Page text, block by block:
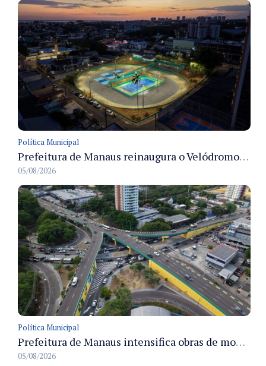
Política Municipal
Prefeitura de Manaus reinaugura o Velódromo Professora Alzira Campos e entrega espaço esportivo totalmente revitalizado
05/08/2026
Política Municipal
Prefeitura de Manaus intensifica obras de modernização no viaduto Miguel Arraes para ampliar segurança e acessibilidade na região
05/08/2026